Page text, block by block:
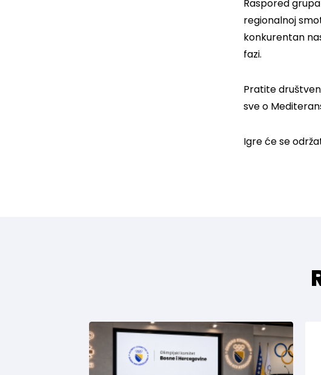
Raspored
regionalnoj
konkurentan
fazi.
Pratite
sve o
Igre će se